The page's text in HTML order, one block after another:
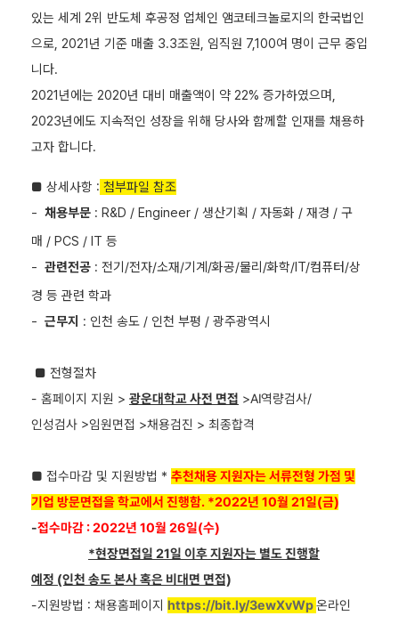
있는 세계 2위 반도체 후공정 업체인 앰코테크놀로지의 한국법인
으로, 2021년 기준 매출 3.3조원, 임직원 7,100여 명이 근무 중입
니다.
2021년에는 2020년 대비 매출액이 약 22% 증가하였으며 ,
2023년에도 지속적인 성장을 위해 당사와 함께할 인재를 채용하
고자 합니다.
■ 상세사항 : 첨부파일 참조
- 채용부문 : R&D / Engineer / 생산기획 / 자동화 / 재경 / 구
매 / PCS / IT 등
- 관련전공 : 전기/전자/소재/기계/화공/물리/화학/IT/컴퓨터/상
경 등 관련 학과
- 근무지 : 인천 송도 / 인천 부평 / 광주광역시
■ 전형절차
-홈페이지 지원 >광운대학교 사전 면접 >AI역량검사/
인성검사>임원면접 >채용검진 > 최종합격
■접수마감 및 지원방법 *추천채용 지원자는 서류전형 가점 및
기업 방문면접을 학교에서 진행함. *2022년 10월 21일(금)
-접수마감 : 2022년 10월 26일(수)
*현장면접일 21일 이후 지원자는 별도 진행할
예정 (인천 송도 본사 혹은 비대면 면접)
-지원방법 :채용홈페이지https://bit.ly/3ewXvWp온라인